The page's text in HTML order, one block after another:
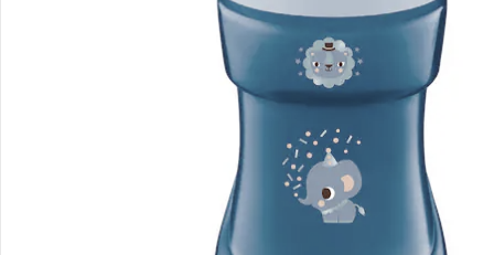
Bestellung & Lieferung
Retoure & Reklamation
Gutscheine & Aktionen